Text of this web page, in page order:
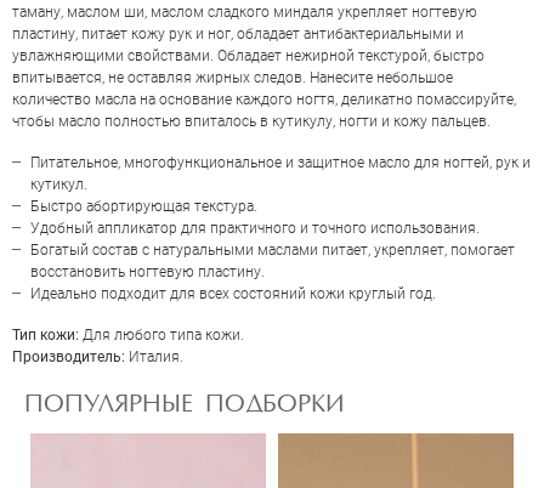
ОЦЕНКА
таману, маслом ши, маслом сладкого миндаля укрепляет ногтевую
пластину, питает кожу рук и ног, обладает антибактериальными и
увлажняющими свойствами. Обладает нежирной текстурой, быстро
впитывается, не оставляя жирных следов. Нанесите небольшое
количество масла на основание каждого ногтя, деликатно помассируйте,
чтобы масло полностью впиталось в кутикулу, ногти и кожу пальцев.
Питательное, многофункциональное и защитное масло для ногтей, рук и
кутикул.
Быстро абортирующая текстура.
Удобный аппликатор для практичного и точного использования.
Богатый состав с натуральными маслами питает, укрепляет, помогает
восстановить ногтевую пластину.
Идеально подходит для всех состояний кожи круглый год.
Тип кожи: Для любого типа кожи.
Производитель: Италия.
ПОПУЛЯРНЫЕ ПОДБОРКИ